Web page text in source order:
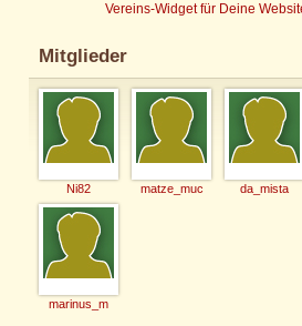
Vereins-Widget für Deine
Mitglieder
Ni82 matze_muc da_mista
marinus_m